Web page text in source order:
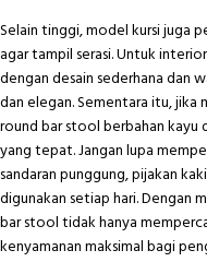
Selain tinggi, model kursi juga
agar tampil serasi. Untuk
dengan desain sederhana dan
dan elegan. Sementara itu, jika
round bar stool berbahan kayu
yang tepat. Jangan lupa
sandaran punggung, pijakan
digunakan setiap hari. Dengan
bar stool tidak hanya
kenyamanan maksimal bagi